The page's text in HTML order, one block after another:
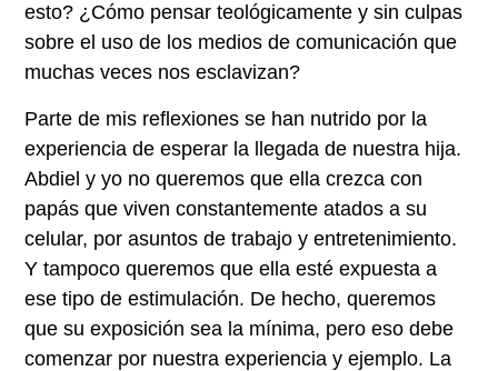
esto? ¿Cómo pensar teológicamente y sin culpas
sobre el uso de los medios de comunicación que
muchas veces nos esclavizan?
Parte de mis reflexiones se han nutrido por la
experiencia de esperar la llegada de nuestra hija.
Abdiel y yo no queremos que ella crezca con
papás que viven constantemente atados a su
celular, por asuntos de trabajo y entretenimiento.
Y tampoco queremos que ella esté expuesta a
ese tipo de estimulación. De hecho, queremos
que su exposición sea la mínima, pero eso debe
comenzar por nuestra experiencia y ejemplo. La